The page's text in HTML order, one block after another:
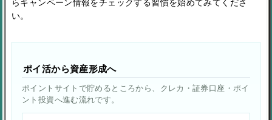
らキャンペーン情報をチェックする習慣を始めてみてくださ
い。
ポイ活から資産形成へ
ポイントサイトで貯めるところから、クレカ・証券口座・ポイ
ント投資へ進む流れです。